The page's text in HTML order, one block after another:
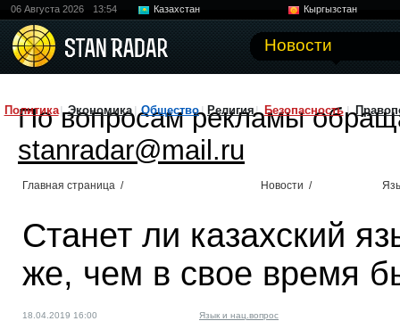
06 Августа 2026 13:54 Казахстан
Кыргызстан
Новости
Политика Экономика Общество Религия Безопасность
По вопросам рекламы
stanradar@mail.ru
Главная страница / Новости /
Станет ли казахский
же, чем в свое время
18.04.2019 16:00 Язык и нац.вопрос